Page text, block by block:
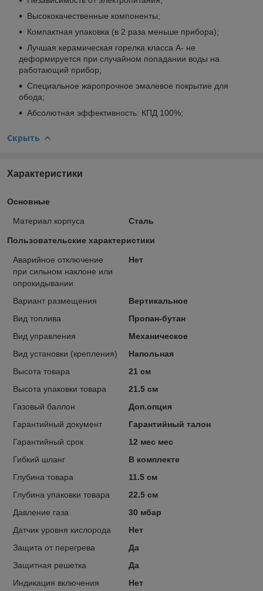
Высококачественные компоненты;
Компактная упаковка (в 2 раза меньше прибора);
Лучшая керамическая горелка класса А- не
деформируется при случайном попадании воды на
работающий прибор;
Специальное жаропрочное эмалевое покрытие для
обода;
Абсолютная эффективность: КПД 100%;
Скрыть
Характеристики
Основные
Материал корпуса Сталь
Пользовательские характеристики
Аварийное отключение
при сильном наклоне или
опрокидывании
Нет
Вариант размещения
Вертикальное
Вид топлива
Пропан-бутан
Вид управления
Механическое
Вид установки (крепления)
Напольная
Высота товара
21 см
Высота упаковки товара
21.5 см
Газовый баллон
Доп.опция
Гарантийный документ
Гарантийный талон
Гарантийный срок
12 мес мес
Гибкий шланг
В комплекте
Глубина товара
11.5 см
Глубина упаковки товара
22.5 см
Давление газа
30 мбар
Датчик уровня кислорода
Нет
Защита от перегрева
Да
Защитная решетка
Да
Индикация включения
Нет